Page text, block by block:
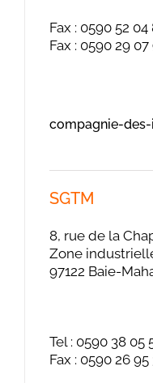
Fax : 0590 52 04
Fax : 0590 29
compagnie-
SGTM
8, rue de la
Zone
97122 Baie-
Tel : 0590 38 05
Fax : 0590 26 95